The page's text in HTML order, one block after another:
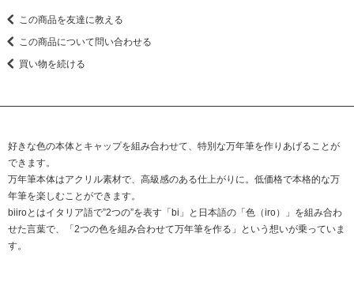
この商品を友達に教える
この商品について問い合わせる
買い物を続ける
好きな色の本体とキャップを組み合わせて、特別な万年筆を作りあげることが
できます。
万年筆本体はアクリル素材で、高級感のある仕上がりに。低価格で本格的な万
年筆を楽しむことができます。
biiroとはイタリア語で”2つの”を表す「bi」と日本語の「色（iro）」を組み合わ
せた言葉で、「2つの色を組み合わせて万年筆を作る」という想いが乗っていま
す。